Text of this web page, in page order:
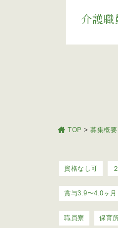
介護職
TOP > 募集概要
資格なし可
賞与3.9〜4.0ヶ月
職員寮 保育